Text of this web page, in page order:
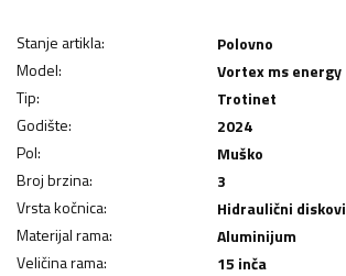
Stanje artikla:
Polovno
Model:
Vortex ms energy
Tip:
Trotinet
Godište:
2024
Pol:
Muško
Broj brzina:
3
Vrsta kočnica:
Hidraulični diskovi
Materijal rama:
Aluminijum
Veličina rama:
15 inča